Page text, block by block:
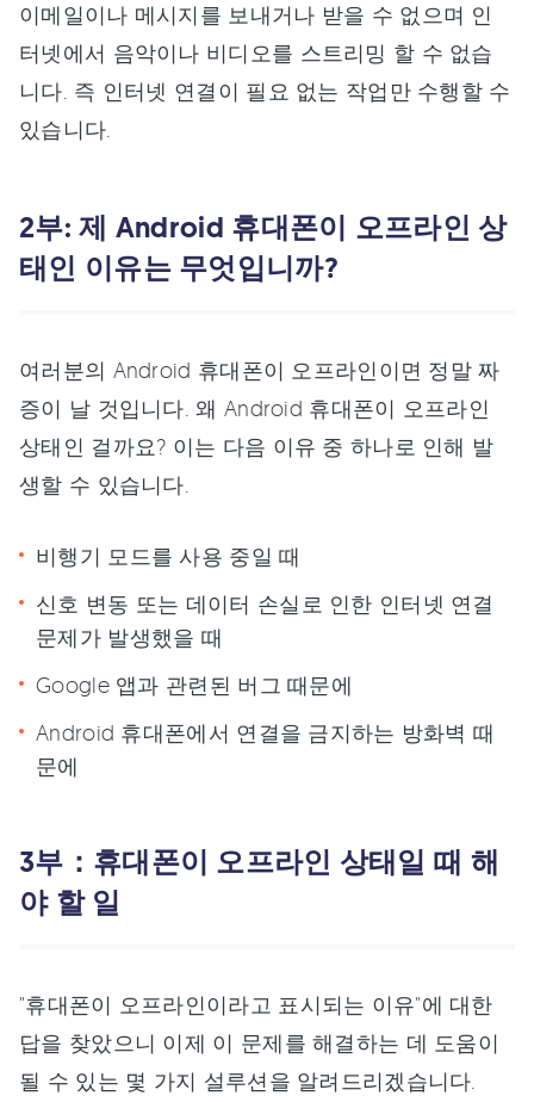
이메일이나 메시지를 보내거나 받을 수 없으며 인
터넷에서 음악이나 비디오를 스트리밍 할 수 없습
니다. 즉 인터넷 연결이 필요 없는 작업만 수행할 수
있습니다.
2부: 제 Android 휴대폰이 오프라인 상
태인 이유는 무엇입니까?
여러분의 Android 휴대폰이 오프라인이면 정말 짜
증이 날 것입니다. 왜 Android 휴대폰이 오프라인
상태인 걸까요? 이는 다음 이유 중 하나로 인해 발
생할 수 있습니다.
비행기 모드를 사용 중일 때
신호 변동 또는 데이터 손실로 인한 인터넷 연결
문제가 발생했을 때
Google 앱과 관련된 버그 때문에
Android 휴대폰에서 연결을 금지하는 방화벽 때
문에
3부：휴대폰이 오프라인 상태일 때 해
야 할 일
"휴대폰이 오프라인이라고 표시되는 이유"에 대한
답을 찾았으니 이제 이 문제를 해결하는 데 도움이
될 수 있는 몇 가지 설루션을 알려드리겠습니다.